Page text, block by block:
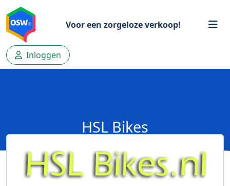
Voor een zorgeloze verkoop!
Inloggen
HSL Bikes